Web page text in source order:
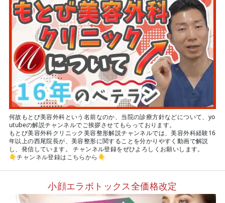
何故もとび美容外科という名前なのか、当院の診療方針などについて、yo
utubeの解説チャンネルでご挨拶させてもらっております。
もとび美容外科クリニック美容整形解説チャンネルでは、美容外科経験16
年以上の西尾院長が、美容整形に関することを分かりやすく動画で解説
し、発信しています。 チャンネル登録をぜひよろしくお願いします。
👇チャンネル登録はこちらから 👇
小顔エラボトックス全価格改定